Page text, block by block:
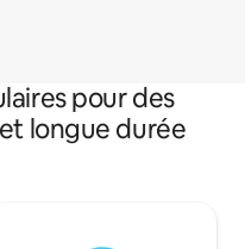
pour des
longue durée